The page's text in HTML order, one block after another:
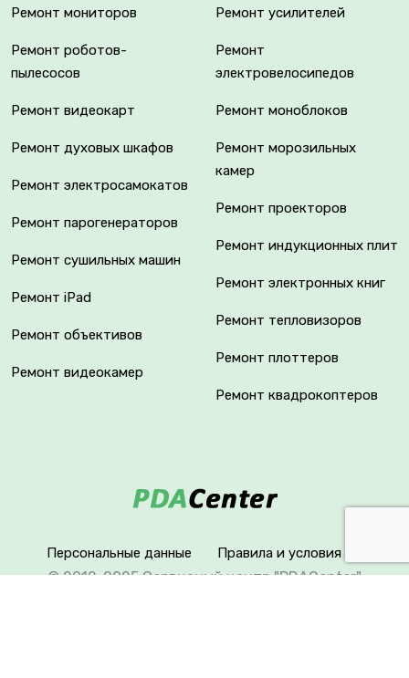
Ремонт мониторов
Ремонт роботов-
пылесосов
Ремонт видеокарт
Ремонт духовых шкафов
Ремонт электросамокатов
Ремонт парогенераторов
Ремонт сушильных машин
Ремонт iPad
Ремонт объективов
Ремонт видеокамер
Ремонт усилителей
Ремонт
электровелосипедов
Ремонт моноблоков
Ремонт морозильных
камер
Ремонт проекторов
Ремонт индукционных плит
Ремонт электронных книг
Ремонт тепловизоров
Ремонт плоттеров
Ремонт квадрокоптеров
Персональные данные Правила и условия
© 2012-2025 Сервисный центр "PDACenter"